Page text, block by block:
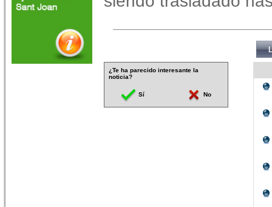
¿Te ha parecido interesante la
noticia?
Sí No